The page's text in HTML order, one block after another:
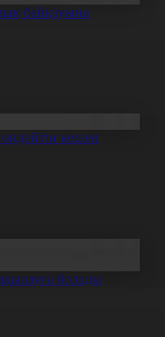
байқауына
кешен
болады